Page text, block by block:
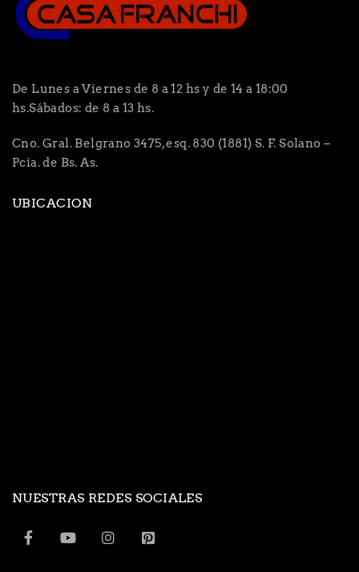
De Lunes a Viernes de 8 a 12 hs y de 14 a 18:00
hs.Sábados: de 8 a 13 hs.
Cno. Gral. Belgrano 3475, esq. 830 (1881) S. F. Solano –
Pcia. de Bs. As.
UBICACION
NUESTRAS REDES SOCIALES